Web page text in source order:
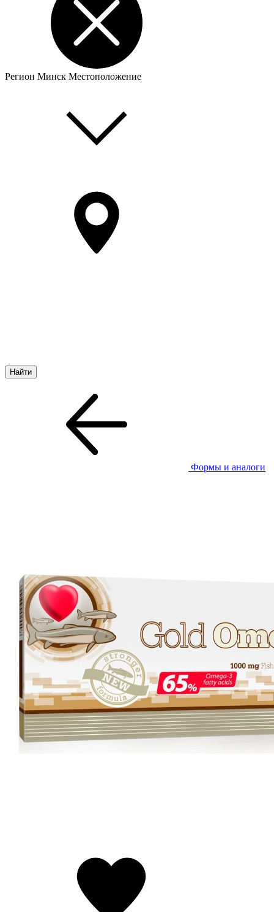
Регион Минск Местоположение
Формы и аналоги